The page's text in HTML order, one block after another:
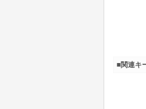
■関連キ